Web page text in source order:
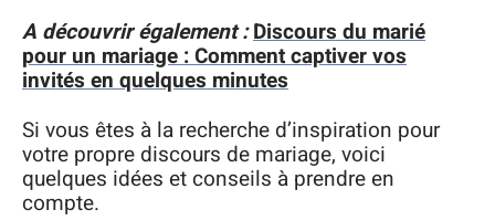
A découvrir également :Discours du marié
pour un mariage : Comment captiver vos
invités en quelques minutes
Si vous êtes à la recherche d’inspiration pour
votre propre discours de mariage, voici
quelques idées et conseils à prendre en
compte.